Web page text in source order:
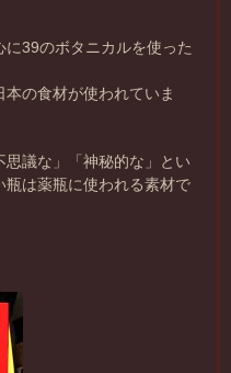
39のボタニカルを使った
の食材が使われていま
思議な」「神秘的な」とい
瓶は薬瓶に使われる素材で